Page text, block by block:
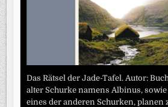
Das Rätsel der Jade-Tafel. Autor:
alter Schurke namens Albinus,
eines der anderen Schurken, planen